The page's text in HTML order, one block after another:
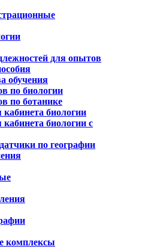
для опытов
обучения
по биологии
по ботанике
биологии
биологии с
по географии
комплексы